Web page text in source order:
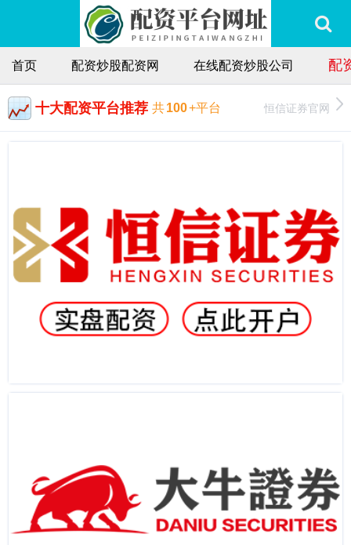
首页 配资炒股配资网 在线配资炒股公司 配
十大配资平台推荐 共100+平台 恒信证券官网